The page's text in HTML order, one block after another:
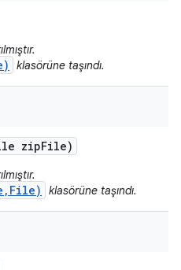
klasörüne taşındı.
zipFile)
klasörüne taşındı.